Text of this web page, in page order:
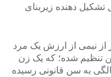
تشکیل دهنده زیربنای
از نیمی از ارزش یک مرد
تنظیم شده؛ که یک زن
در سن بسیار کم و حساس ۹ سالگی به سن قانونی رسیده